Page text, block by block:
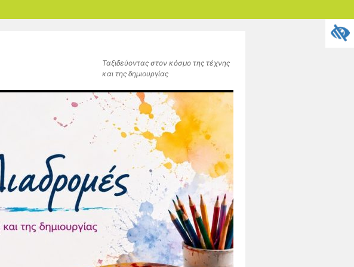
Ταξιδεύοντας στον κόσμο της τέχνης
και της δημιουργίας